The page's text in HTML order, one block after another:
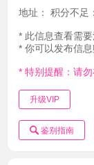
地址： 积分不足
* 此信息查看需
* 你可以发布信
* 特别提醒：请
升级VIP
鉴别指南